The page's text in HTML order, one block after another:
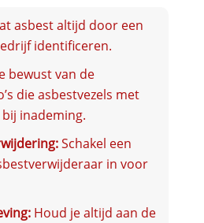
asbest altijd door een
identificeren.
bewust van de
die asbestvezels met
inademing.
Schakel een
in voor
Houd je altijd aan de